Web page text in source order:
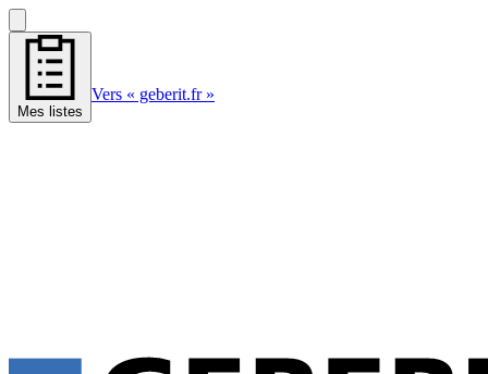
Mes listes
Vers « geberit.fr »